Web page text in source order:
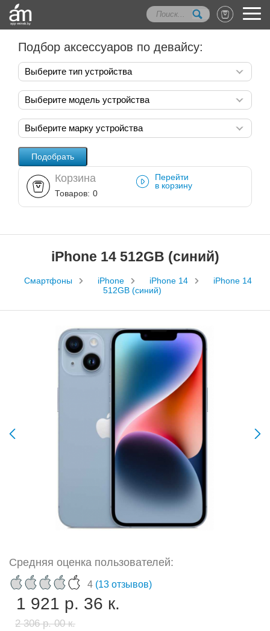
Подбор аксессуаров по девайсу:
Выберите тип устройства
Выберите модель устройства
Выберите марку устройства
Корзина
Товаров: 0
Перейти
в корзину
iPhone 14 512GB (синий)
Смартфоны iPhone iPhone 14
iPhone 14
512GB (синий)
Средняя оценка пользователей:
4 (13 отзывов)
1 921 р. 36 к.
2 306 р. 00 к.